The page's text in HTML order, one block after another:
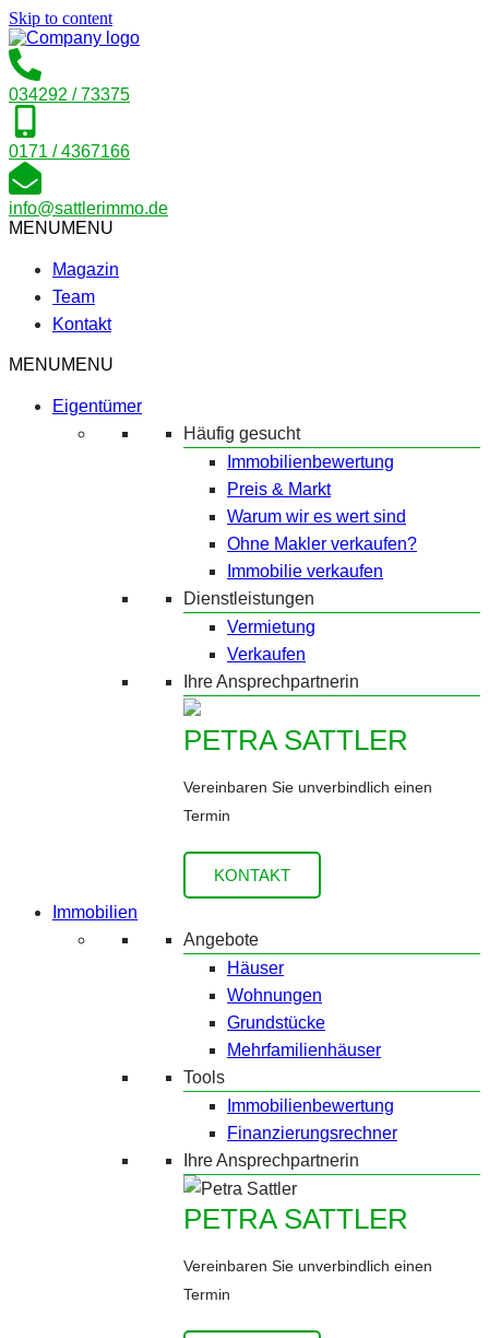
Skip to content
034292 / 73375
0171 / 4367166
info@sattlerimmo.de
MENUMENU
Magazin
Team
Kontakt
MENUMENU
Eigentümer
Häufig gesucht
Immobilienbewertung
Preis & Markt
Warum wir es wert sind
Ohne Makler verkaufen?
Immobilie verkaufen
Dienstleistungen
Vermietung
Verkaufen
Ihre Ansprechpartnerin
PETRA SATTLER
Vereinbaren Sie unverbindlich einen
Termin
KONTAKT
Immobilien
Angebote
Häuser
Wohnungen
Grundstücke
Mehrfamilienhäuser
Tools
Immobilienbewertung
Finanzierungsrechner
Ihre Ansprechpartnerin
PETRA SATTLER
Vereinbaren Sie unverbindlich einen
Termin